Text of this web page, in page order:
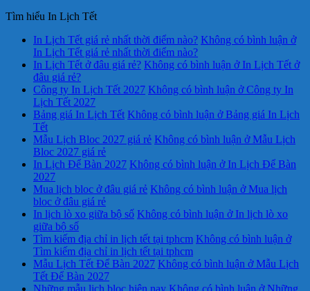
Tìm hiểu In Lịch Tết
In Lịch Tết giá rẻ nhất thời điểm nào? Không có bình luận ở
In Lịch Tết giá rẻ nhất thời điểm nào?
In Lịch Tết ở đâu giá rẻ? Không có bình luận ở In Lịch Tết ở
đâu giá rẻ?
Công ty In Lịch Tết 2027 Không có bình luận ở Công ty In
Lịch Tết 2027
Bảng giá In Lịch Tết Không có bình luận ở Bảng giá In Lịch
Tết
Mẫu Lịch Bloc 2027 giá rẻ Không có bình luận ở Mẫu Lịch
Bloc 2027 giá rẻ
In Lịch Để Bàn 2027 Không có bình luận ở In Lịch Để Bàn
2027
Mua lịch bloc ở đâu giá rẻ Không có bình luận ở Mua lịch
bloc ở đâu giá rẻ
In lịch lò xo giữa bộ số Không có bình luận ở In lịch lò xo
giữa bộ số
Tìm kiếm địa chỉ in lịch tết tại tphcm Không có bình luận ở
Tìm kiếm địa chỉ in lịch tết tại tphcm
Mẫu Lịch Tết Để Bàn 2027 Không có bình luận ở Mẫu Lịch
Tết Để Bàn 2027